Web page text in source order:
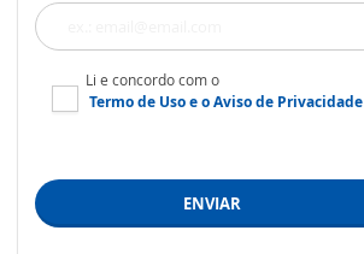
Li e concordo com o
Termo de Usoe oAviso de Privacidade
ENVIAR